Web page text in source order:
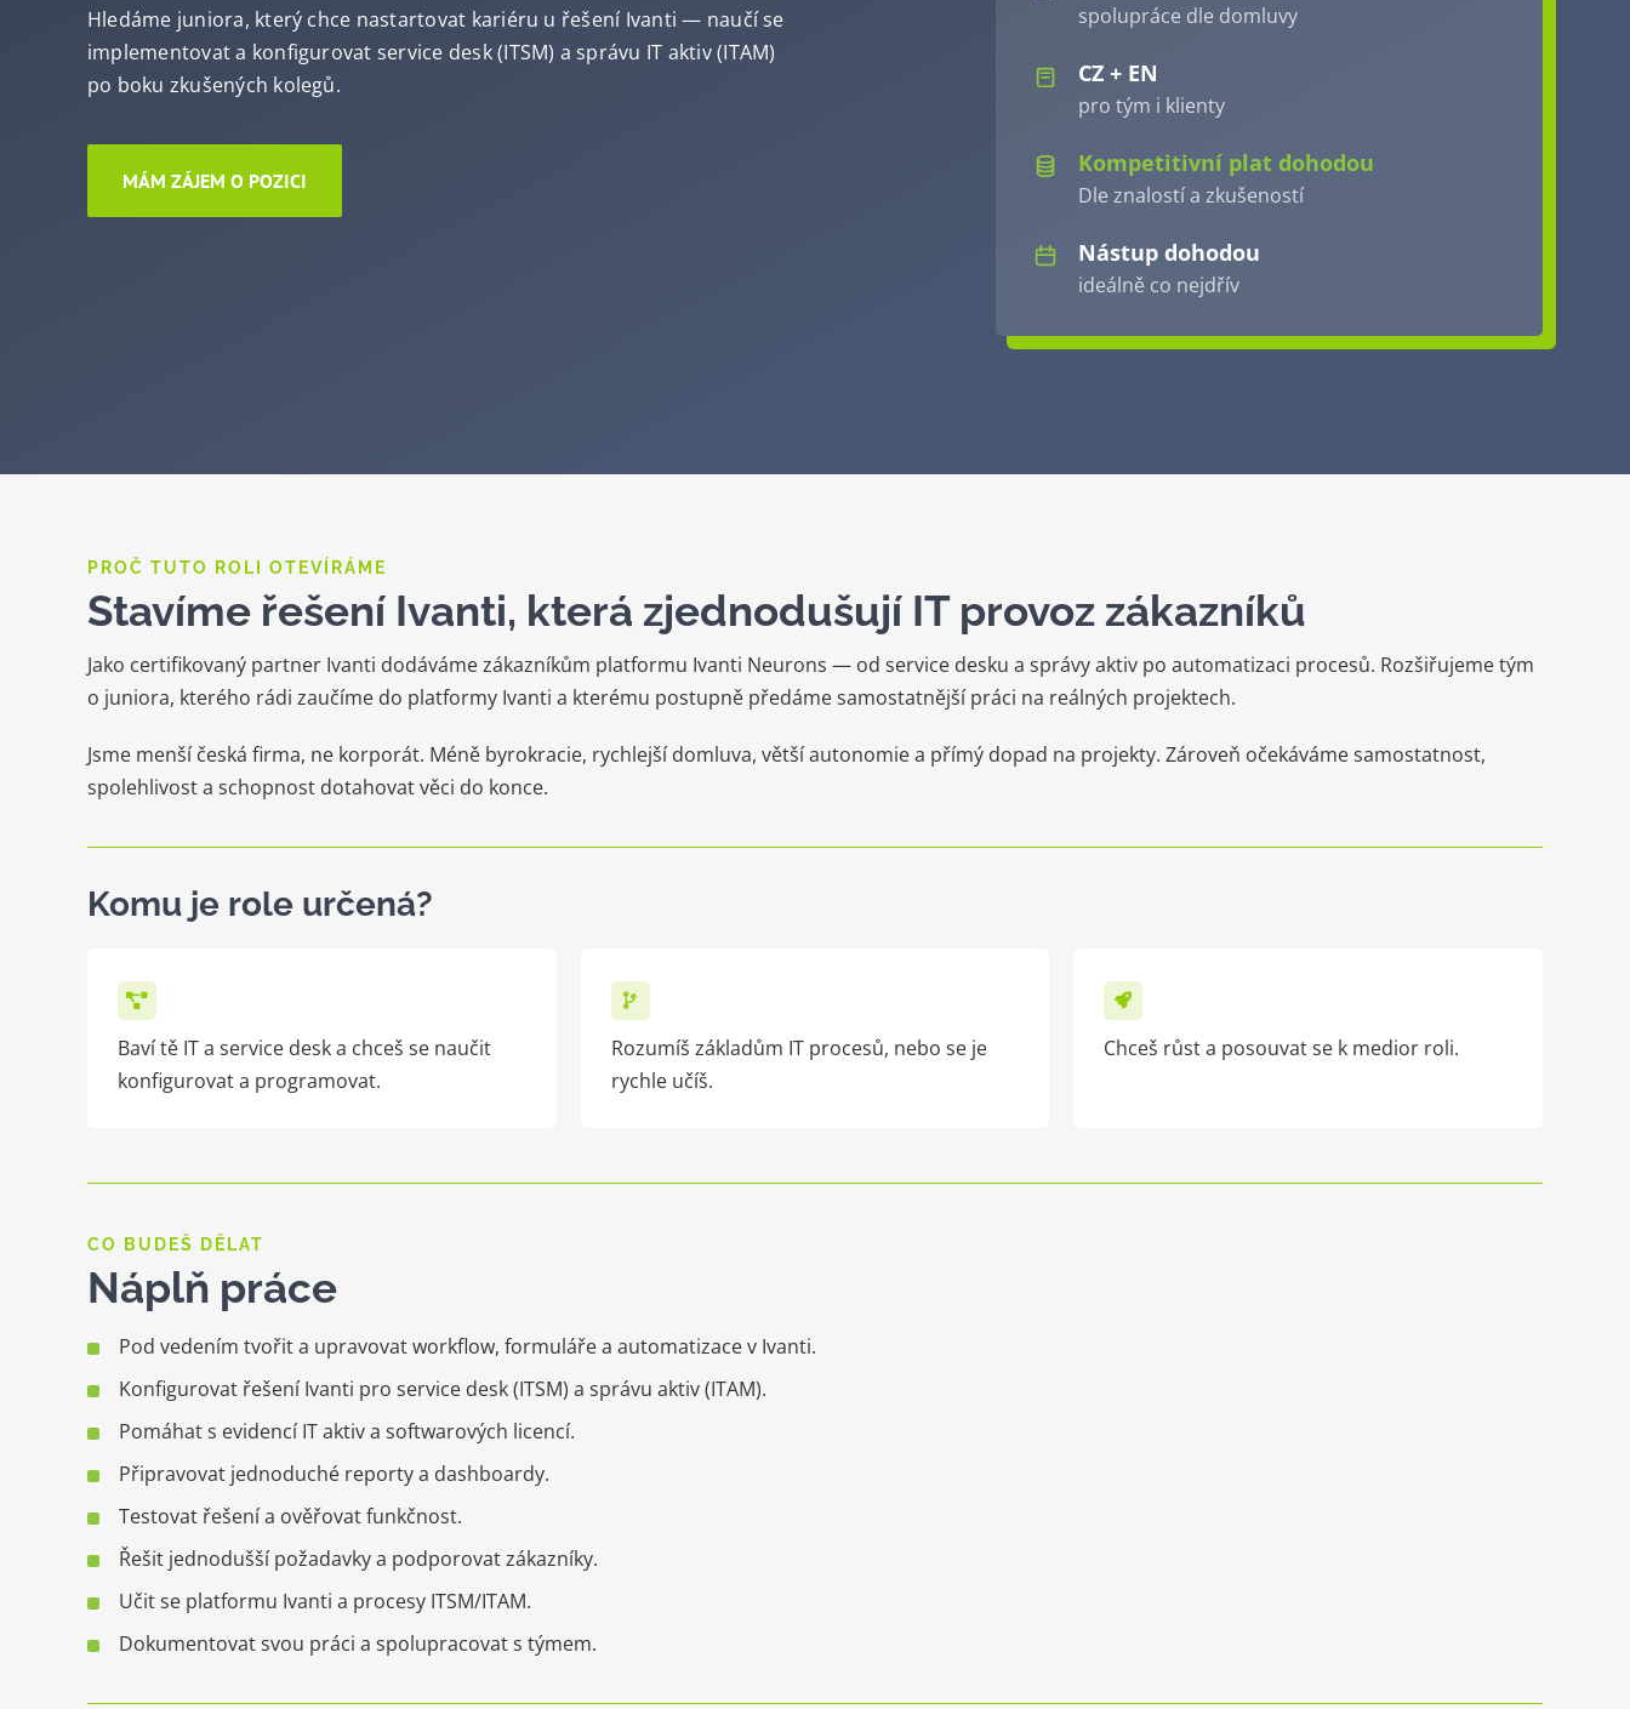
Hledáme juniora, který chce nastartovat kariéru u řešení Ivanti — naučí se
implementovat a konfigurovat service desk (ITSM) a správu IT aktiv (ITAM)
po boku zkušených kolegů.
MÁM ZÁJEM O POZICI
spolupráce dle domluvy
CZ + EN
pro tým i klienty
Kompetitivní plat dohodou
Dle znalostí a zkušeností
Nástup dohodou
ideálně co nejdřív
PROČ TUTO ROLI OTEVÍRÁME
Stavíme řešení Ivanti, která zjednodušují IT provoz zákazníků
Jako certifikovaný partner Ivanti dodáváme zákazníkům platformu Ivanti Neurons — od service desku a správy aktiv po automatizaci procesů. Rozšiřujeme tým
o juniora, kterého rádi zaučíme do platformy Ivanti a kterému postupně předáme samostatnější práci na reálných projektech.
Jsme menší česká firma, ne korporát. Méně byrokracie, rychlejší domluva, větší autonomie a přímý dopad na projekty. Zároveň očekáváme samostatnost,
spolehlivost a schopnost dotahovat věci do konce.
Komu je role určená?
Baví tě IT a service desk a chceš se naučit
konfigurovat a programovat.
Rozumíš základům IT procesů, nebo se je
rychle učíš.
Chceš růst a posouvat se k medior roli.
CO BUDEŠ DĚLAT
Náplň práce
Pod vedením tvořit a upravovat workflow, formuláře a automatizace v Ivanti.
Konfigurovat řešení Ivanti pro service desk (ITSM) a správu aktiv (ITAM).
Pomáhat s evidencí IT aktiv a softwarových licencí.
Připravovat jednoduché reporty a dashboardy.
Testovat řešení a ověřovat funkčnost.
Řešit jednodušší požadavky a podporovat zákazníky.
Učit se platformu Ivanti a procesy ITSM/ITAM.
Dokumentovat svou práci a spolupracovat s týmem.